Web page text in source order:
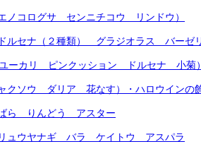
ノコログサ センニチコウ リンドウ）
ルセナ（２種類） グラジオラス バーゼ
ーカリ ピンクッション ドルセナ 小菊）
クソウ ダリア 花なす）・ハロウインの
ら りんどう アスター
ュウヤナギ バラ ケイトウ アスパラ